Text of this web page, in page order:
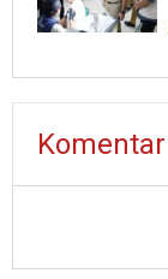
Komentar